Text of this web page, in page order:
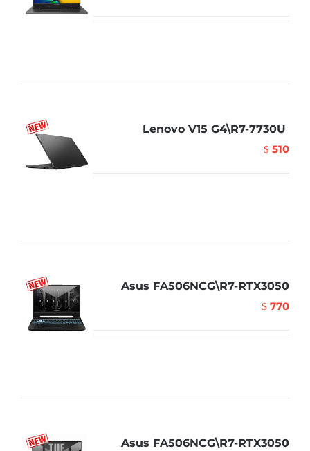
$ 510
Asus FA506NCG\R7-RTX3050
$ 770
Asus FA506NCG\R7-RTX3050